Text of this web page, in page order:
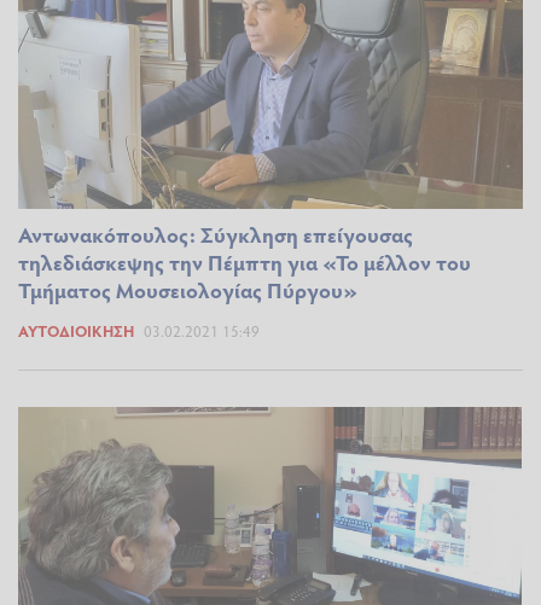
Αντωνακόπουλος: Σύγκληση επείγουσας
τηλεδιάσκεψης την Πέμπτη για «Το μέλλον του
Τμήματος Μουσειολογίας Πύργου»
ΑΥΤΟΔΙΟΊΚΗΣΗ 03.02.2021 15:49